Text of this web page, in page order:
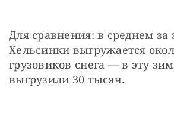
Для сравнения: в среднем за
Хельсинки выгружается
грузовиков снега — в эту
выгрузили 30 тысяч.